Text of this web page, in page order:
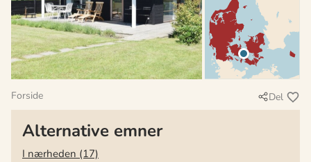
Forside Del
Alternative emner
I nærheden (17)